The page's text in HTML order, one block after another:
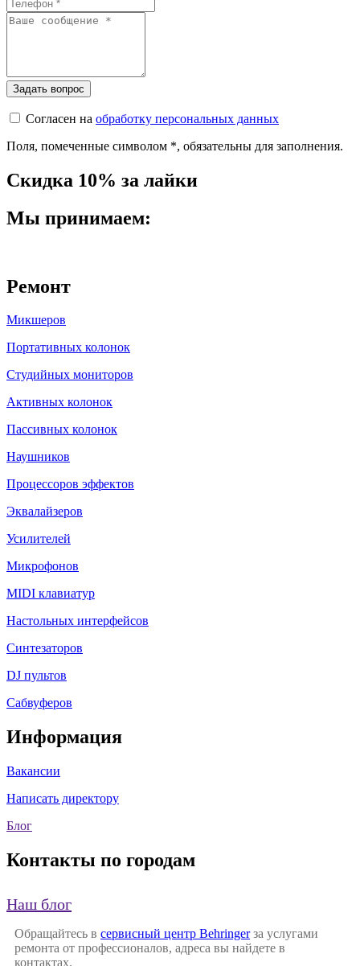
Согласен на обработку персональных данных
Поля, помеченные символом *, обязательны для заполнения.
Скидка 10% за лайки
Мы принимаем:
Ремонт
Микшеров
Портативных колонок
Студийных мониторов
Активных колонок
Пассивных колонок
Наушников
Процессоров эффектов
Эквалайзеров
Усилителей
Микрофонов
MIDI клавиатур
Настольных интерфейсов
Синтезаторов
DJ пультов
Сабвуферов
Информация
Вакансии
Написать директору
Блог
Контакты по городам
Наш блог
Обращайтесь в сервисный центр Behringerза услугами
ремонта от профессионалов, адреса вы найдете в
контактах.